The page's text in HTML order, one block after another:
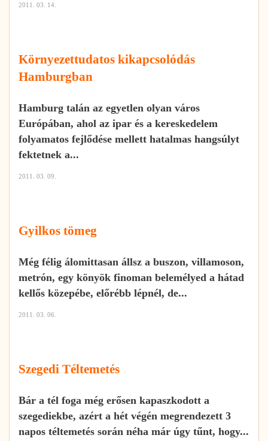
2011. 03. 14.
Környezettudatos kikapcsolódás
Hamburgban
Hamburg talán az egyetlen olyan város
Európában, ahol az ipar és a kereskedelem
folyamatos fejlődése mellett hatalmas hangsúlyt
fektetnek a...
2011. 03. 09.
Gyilkos tömeg
Még félig álomittasan állsz a buszon, villamoson,
metrón, egy könyök finoman belemélyed a hátad
kellős közepébe, előrébb lépnél, de...
2011. 03. 06.
Szegedi Téltemetés
Bár a tél foga még erősen kapaszkodott a
szegediekbe, azért a hét végén megrendezett 3
napos téltemetés során néha már úgy tűnt, hogy...